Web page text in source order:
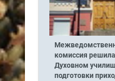
комиссия
Духовном
подготовки